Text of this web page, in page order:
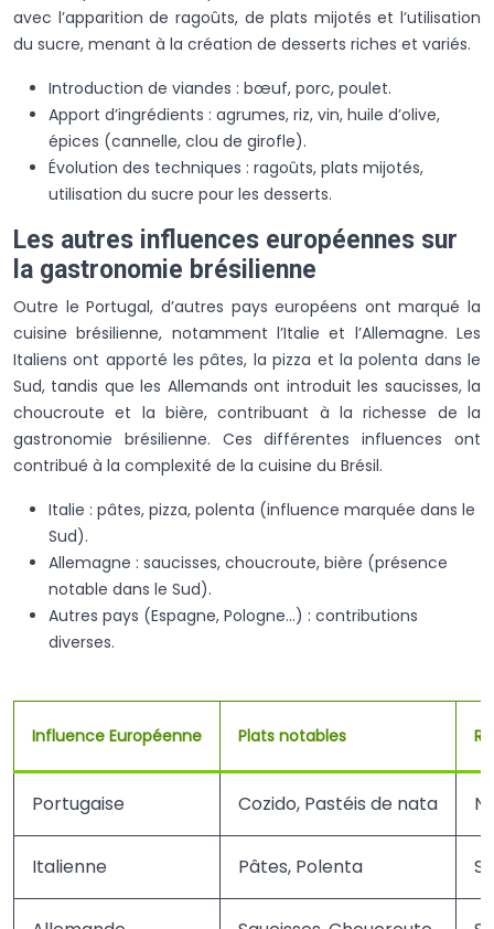
avec l’apparition de ragoûts, de plats mijotés et l’utilisation
du sucre, menant à la création de desserts riches et variés.
Introduction de viandes : bœuf, porc, poulet.
Apport d’ingrédients : agrumes, riz, vin, huile d’olive,
épices (cannelle, clou de girofle).
Évolution des techniques : ragoûts, plats mijotés,
utilisation du sucre pour les desserts.
Les autres influences européennes sur
la gastronomie brésilienne
Outre le Portugal, d’autres pays européens ont marqué la
cuisine brésilienne, notamment l’Italie et l’Allemagne. Les
Italiens ont apporté les pâtes, la pizza et la polenta dans le
Sud, tandis que les Allemands ont introduit les saucisses, la
choucroute et la bière, contribuant à la richesse de la
gastronomie brésilienne. Ces différentes influences ont
contribué à la complexité de la cuisine du Brésil.
Italie : pâtes, pizza, polenta (influence marquée dans le
Sud).
Allemagne : saucisses, choucroute, bière (présence
notable dans le Sud).
Autres pays (Espagne, Pologne…) : contributions
diverses.
Influence Européenne Plats notables
Portugaise Cozido, Pastéis de nata
Italienne Pâtes, Polenta